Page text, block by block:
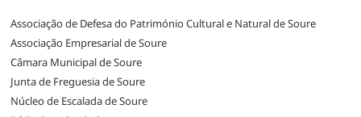
Associação de Defesa do Património Cultural e Natural de Soure
Associação Empresarial de Soure
Câmara Municipal de Soure
Junta de Freguesia de Soure
Núcleo de Escalada de Soure